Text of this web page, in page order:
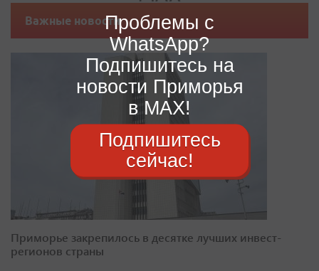
Важные новости
Приморье закрепилось в десятке лучших инвест-
регионов страны
Проблемы с
WhatsApp?
Подпишитесь на
новости Приморья
в MAX!
Подпишитесь
сейчас!